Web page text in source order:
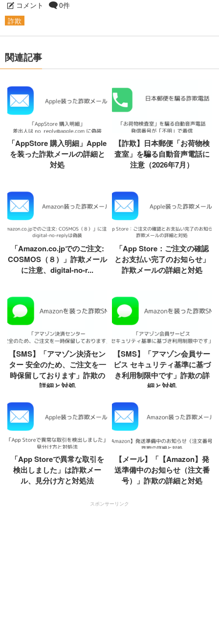
コメント
0件
詐欺
関連記事
「AppStore 購入明細」Apple
を装った詐欺メールの詳細と
対処
【詐欺】日本郵便「お荷物検
査室」を騙る自動音声電話に
注意（2026年7月）
「Amazon.co.jpでのご注文:
COSMOS（８）」詐欺メール
に注意、digital-no-r...
「App Store：ご注文の確認
とお支払い完了のお知らせ」
詐欺メールの詳細と対処
【SMS】「アマゾン決済セン
ター 安全のため、ご注文を一
時保留しております」詐欺の
詳細と対処
【SMS】「アマゾン会員サー
ビス セキュリティ基準に基づ
き利用制限中です」詐欺の詳
細と対処
「App Storeで異常な取引を
検出しました」は詐欺メー
ル、見分け方と対処法
【メール】「【Amazon】発
送準備中のお知らせ（注文番
号）」詐欺の詳細と対処
スポンサーリンク